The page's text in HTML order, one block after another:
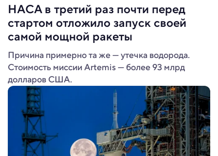
НАСА в третий раз почти перед
стартом отложило запуск своей
самой мощной ракеты
Причина примерно та же — утечка водорода.
Стоимость миссии Artemis — более 93 млрд
долларов США.